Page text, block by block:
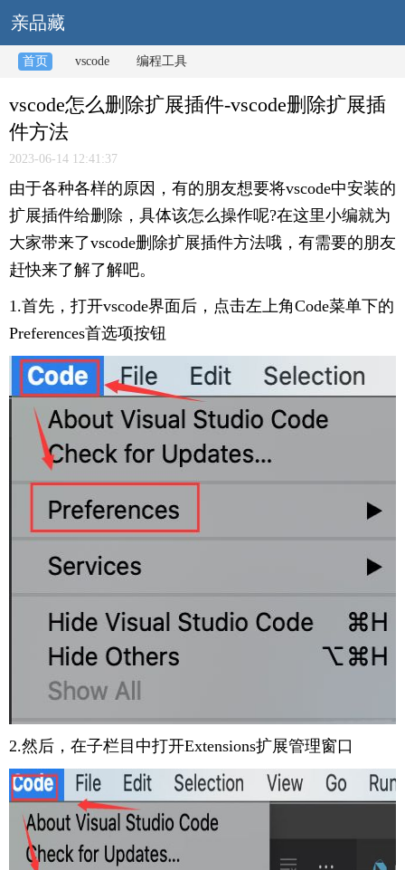
亲品藏
首页 vscode 编程工具
vscode怎么删除扩展插件-vscode删除扩展插
件方法
2023-06-14 12:41:37
由于各种各样的原因，有的朋友想要将vscode中安装的
扩展插件给删除，具体该怎么操作呢?在这里小编就为
大家带来了vscode删除扩展插件方法哦，有需要的朋友
赶快来了解了解吧。
1.首先，打开vscode界面后，点击左上角Code菜单下的
Preferences首选项按钮
2.然后，在子栏目中打开Extensions扩展管理窗口